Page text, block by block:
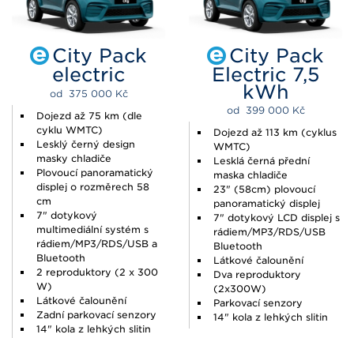
City Pack
electric
od 375 000 Kč
Dojezd až 75 km (dle
cyklu WMTC)
Lesklý černý design
masky chladiče
Plovoucí panoramatický
displej o rozměrech 58
cm
7" dotykový
multimediální systém s
rádiem/MP3/RDS/USB a
Bluetooth
2 reproduktory (2 x 300
W)
Látkové čalounění
Zadní parkovací senzory
14" kola z lehkých slitin
City Pack
Electric 7,5
kWh
od 399 000 Kč
Dojezd až 113 km (cyklus
WMTC)
Lesklá černá přední
maska ​​chladiče
23" (58cm) plovoucí
panoramatický displej
7" dotykový LCD displej s
rádiem/MP3/RDS/USB
Bluetooth
Látkové čalounění
Dva reproduktory
(2x300W)
Parkovací senzory
14" kola z lehkých slitin